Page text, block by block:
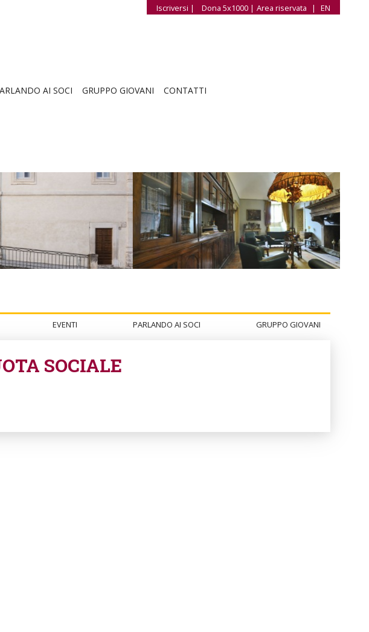
Iscriversi | Dona 5x1000 | Area riservata | EN
AI SOCI GRUPPO GIOVANI CONTATTI
EVENTI PARLANDO AI SOCI GRUPPO GIOVANI
SOCIALE